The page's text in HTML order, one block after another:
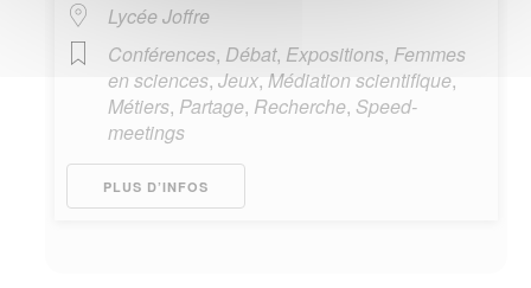
Lycée Joffre
Conférences, Débat, Expositions, Femmes
en sciences, Jeux, Médiation scientifique,
Métiers, Partage, Recherche, Speed-
meetings
PLUS D’INFOS